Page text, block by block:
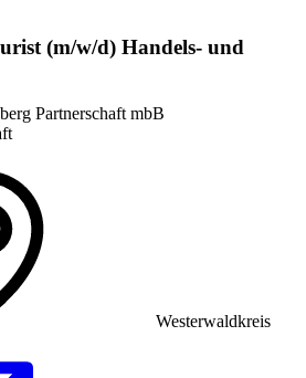
(m/w/d) Handels- und
Partnerschaft mbB
Westerwaldkreis